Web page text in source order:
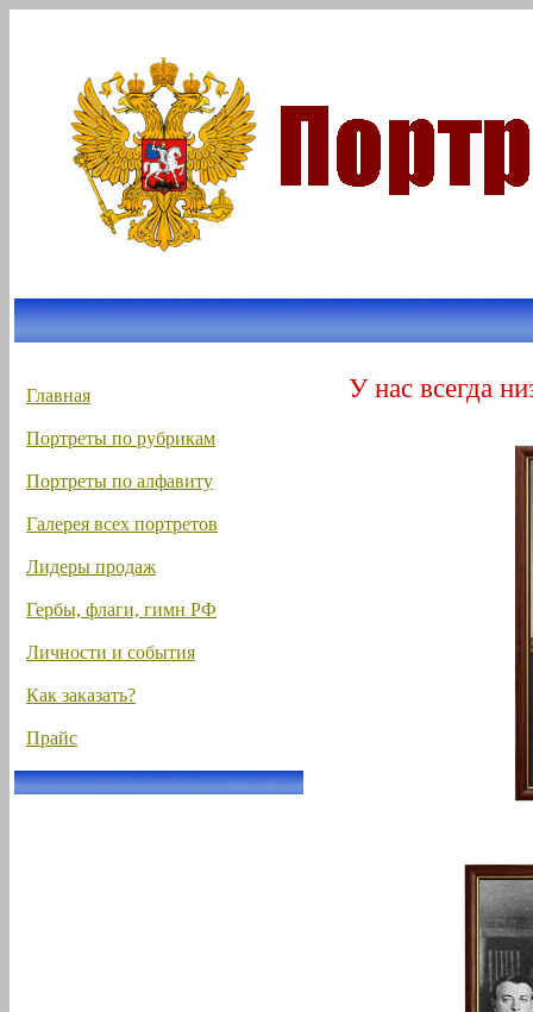
Главная
Портреты по рубрикам
Портреты по алфавиту
Галерея всех портретов
Лидеры продаж
Гербы, флаги, гимн РФ
Личности и события
Как заказать?
Прайс
У нас всегда